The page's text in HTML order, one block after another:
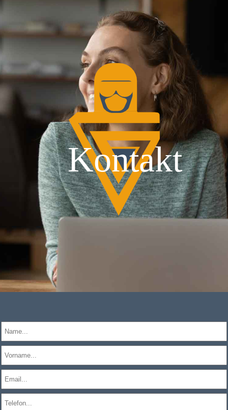
Kontakt